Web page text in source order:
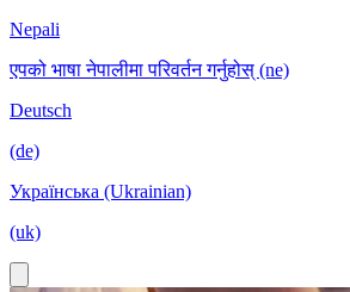
Nepali
एपको भाषा नेपालीमा परिवर्तन गर्नुहोस् (ne)
Deutsch
(de)
Українська (Ukrainian)
(uk)